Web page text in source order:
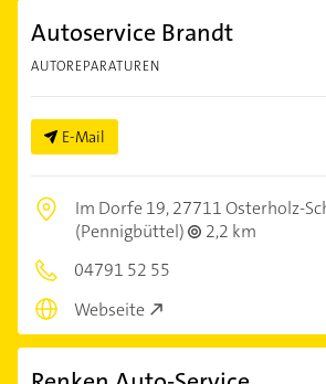
Autoservice Brandt
AUTOREPARATUREN
E-Mail
Im Dorfe 19,27711 Osterholz-
(Pennigbüttel)
2,2 km
04791 52 55
Webseite